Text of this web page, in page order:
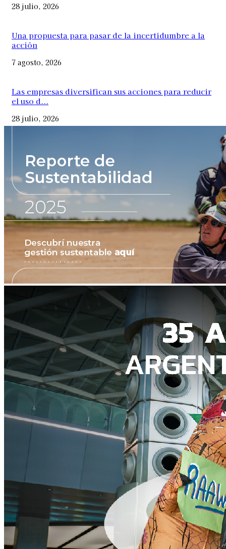
28 julio, 2026
Una propuesta para pasar de la incertidumbre a la
acción
7 agosto, 2026
Las empresas diversifican sus acciones para reducir
el uso d...
28 julio, 2026